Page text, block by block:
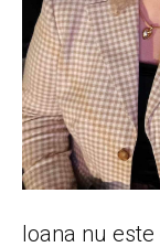
Ioana nu